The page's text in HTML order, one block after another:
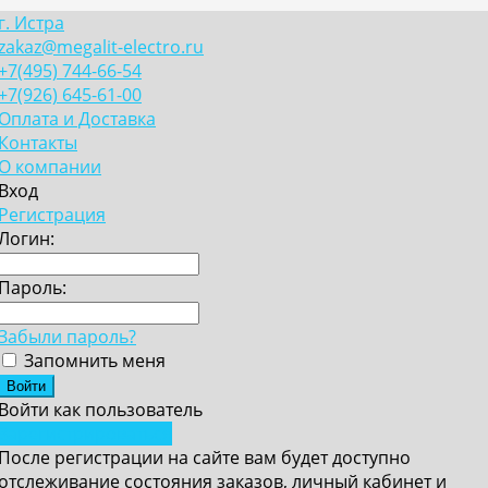
Истра
electro.ru
744-66-54
645-61-00
и Доставка
компании
пароль?
Запомнить меня
как пользователь
регистрации на сайте вам будет доступно
состояния заказов, личный кабинет и